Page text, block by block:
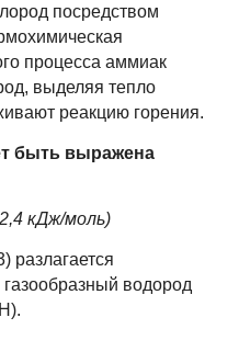
посредством
процесса аммиак
выделяя тепло
реакцию горения.
быть выражена
кДж/моль)
разлагается
водород